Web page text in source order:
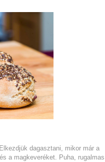
dagasztani, mikor már a
a magkeveréket. Puha, rugalmas